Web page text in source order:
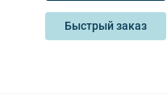
Быстрый заказ